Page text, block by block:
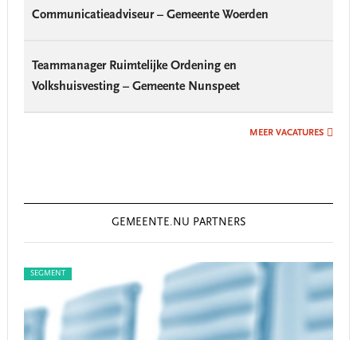
Communicatieadviseur – Gemeente Woerden
Teammanager Ruimtelijke Ordening en
Volkshuisvesting – Gemeente Nunspeet
MEER VACATURES
GEMEENTE.NU PARTNERS
SEGMENT